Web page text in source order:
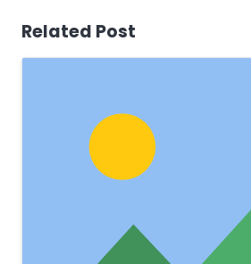
Related Post